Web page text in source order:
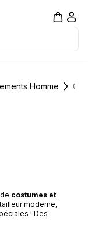
Homme
costumes et
moderne,
! Des